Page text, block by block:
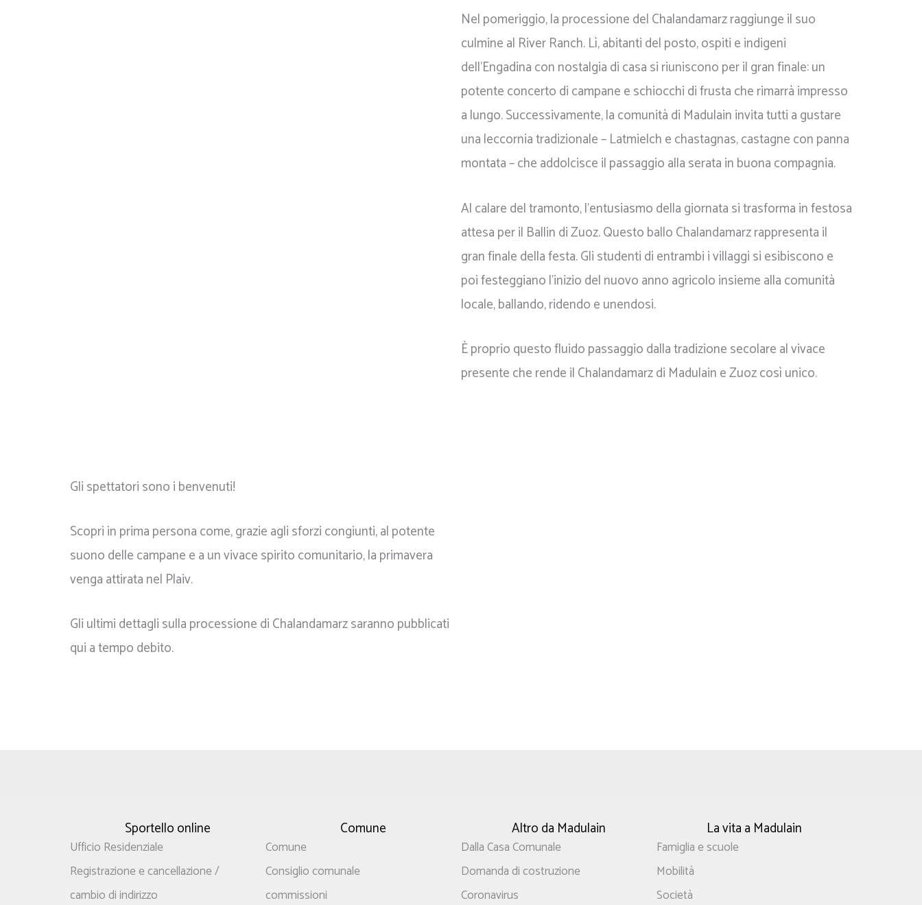
Nel pomeriggio, la processione del Chalandamarz raggiunge il suo
culmine al River Ranch. Lì, abitanti del posto, ospiti e indigeni
dell'Engadina con nostalgia di casa si riuniscono per il gran finale: un
potente concerto di campane e schiocchi di frusta che rimarrà impresso
a lungo. Successivamente, la comunità di Madulain invita tutti a gustare
una leccornia tradizionale – Latmielch e chastagnas, castagne con panna
montata – che addolcisce il passaggio alla serata in buona compagnia.
Al calare del tramonto, l'entusiasmo della giornata si trasforma in festosa
attesa per il Ballin di Zuoz. Questo ballo Chalandamarz rappresenta il
gran finale della festa. Gli studenti di entrambi i villaggi si esibiscono e
poi festeggiano l'inizio del nuovo anno agricolo insieme alla comunità
locale, ballando, ridendo e unendosi.
È proprio questo fluido passaggio dalla tradizione secolare al vivace
presente che rende il Chalandamarz di Madulain e Zuoz così unico.
Gli spettatori sono i benvenuti!
Scopri in prima persona come, grazie agli sforzi congiunti, al potente
suono delle campane e a un vivace spirito comunitario, la primavera
venga attirata nel Plaiv.
Gli ultimi dettagli sulla processione di Chalandamarz saranno pubblicati
qui a tempo debito.
Sportello online
Menù
principale
Ufficio Residenziale
Registrazione e cancellazione /
cambio di indirizzo
Comune
Menù
principale
Comune
Consiglio comunale
commissioni
Altro da Madulain
Menù
principale
Dalla Casa Comunale
Domanda di costruzione
Coronavirus
La vita a Madulain
Menù
principale
Famiglia e scuole
Mobilità
Società